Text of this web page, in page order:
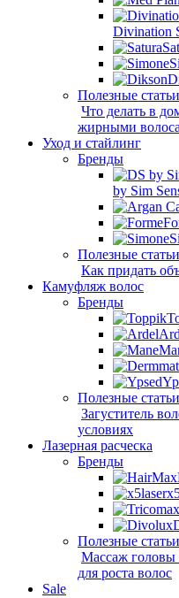
Divination
Полезные статьи
Что делать в
жирными
Уход и стайлинг
Бренды
by Sim
Полезные статьи
Как придать
Камуфляж волос
Бренды
Полезные статьи
Загуститель
условиях
Лазерная расческа
Бренды
Полезные статьи
Массаж головы
для роста волос
Sale